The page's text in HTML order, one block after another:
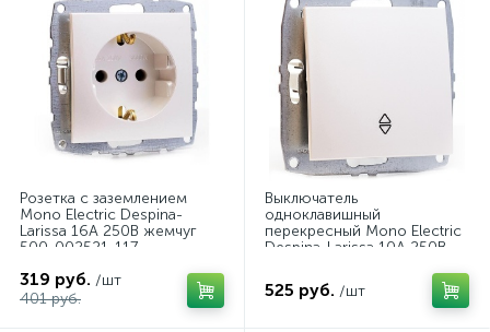
Розетка с заземлением
Mono Electric Despina-
Larissa 16А 250В жемчуг
500-002521-117
319 руб. /шт
401 руб.
Выключатель
одноклавишный
перекресный Mono Electric
Despina-Larissa 10А 250В
525 руб. /шт